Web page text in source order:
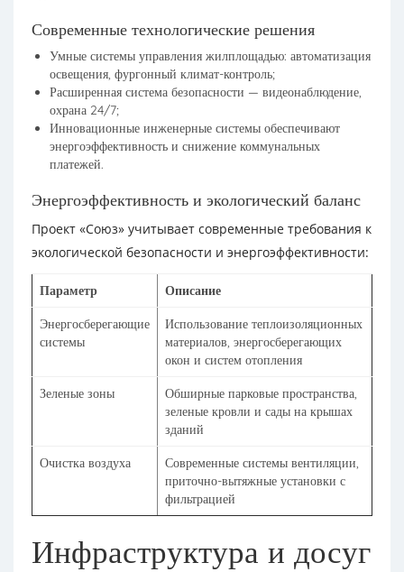
Современные технологические решения
Умные системы управления жилплощадью: автоматизация
освещения, фургонный климат-контроль;
Расширенная система безопасности — видеонаблюдение,
охрана 24/7;
Инновационные инженерные системы обеспечивают
энергоэффективность и снижение коммунальных
платежей.
Энергоэффективность и экологический баланс
Проект «Союз» учитывает современные требования к
экологической безопасности и энергоэффективности:
Параметр Описание
Энергосберегающие
системы
Использование теплоизоляционных
материалов, энергосберегающих
окон и систем отопления
Зеленые зоны
Обширные парковые пространства,
зеленые кровли и сады на крышах
зданий
Очистка воздуха
Современные системы вентиляции,
приточно-вытяжные установки с
фильтрацией
Инфраструктура и досуг